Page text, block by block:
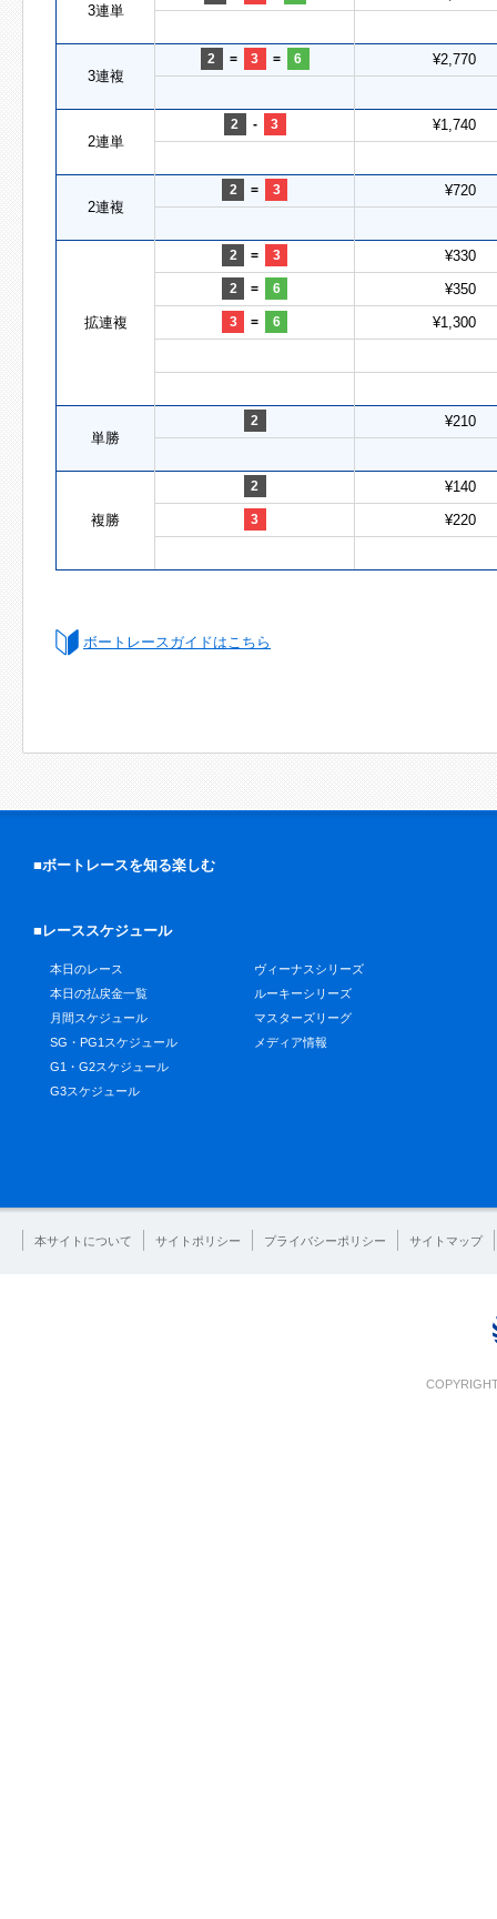
3連単
3連複
2 = 3 = 6 ¥2,770
2連単
2 - 3 ¥1,740
2連複
2 = 3 ¥720
拡連複
2 = 3 ¥330
2 = 6 ¥350
3 = 6 ¥1,300
単勝
2 ¥210
複勝
2 ¥140
3 ¥220
ボートレースガイドはこちら
■ボートレースを知る楽しむ
■レーススケジュール
本日のレース
本日の払戻金一覧
月間スケジュール
SG・PG1スケジュール
G1・G2スケジュール
G3スケジュール
ヴィーナスシリーズ
ルーキーシリーズ
マスターズリーグ
メディア情報
本サイトについて サイトポリシー プライバシーポリシー サイトマップ